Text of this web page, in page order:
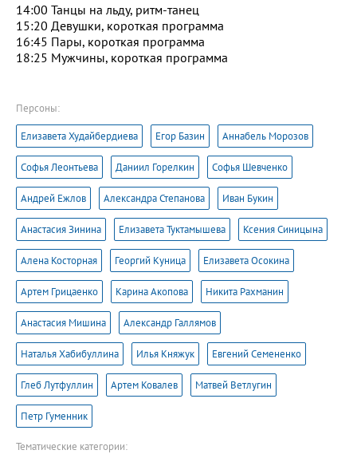
14:00 Танцы на льду, ритм-танец
15:20 Девушки, короткая программа
16:45 Пары, короткая программа
18:25 Мужчины, короткая программа
Персоны:
Елизавета Худайбердиева Егор Базин Аннабель Морозов
Софья Леонтьева Даниил Горелкин Софья Шевченко
Андрей Ежлов Александра Степанова Иван Букин
Анастасия Зинина Елизавета Туктамышева Ксения Синицына
Алена Косторная Георгий Куница Елизавета Осокина
Артем Грицаенко Карина Акопова Никита Рахманин
Анастасия Мишина Александр Галлямов
Наталья Хабибуллина Илья Княжук Евгений Семененко
Глеб Лутфуллин Артем Ковалев Матвей Ветлугин
Петр Гуменник
Тематические категории: